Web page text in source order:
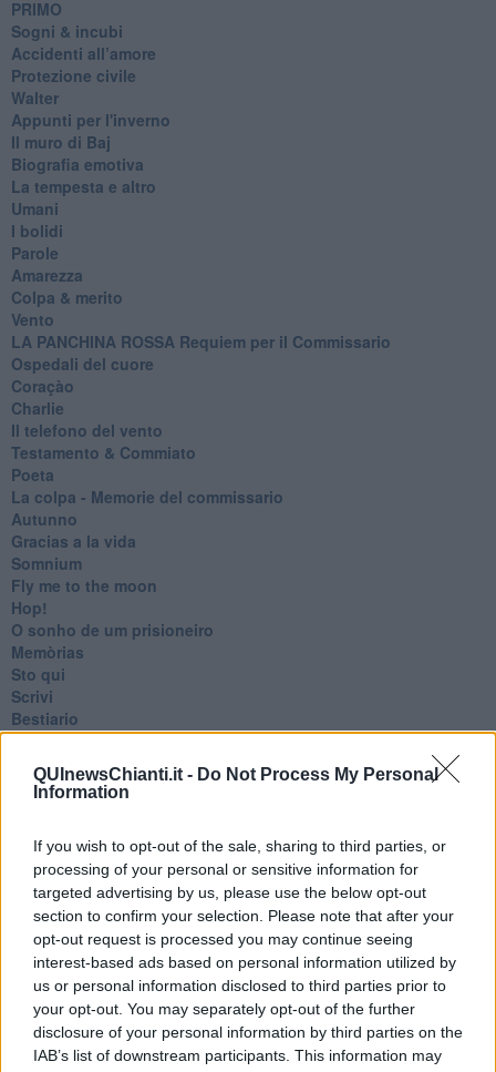
QUInewsChianti.it - Do Not Process My Personal
Information
If you wish to opt-out of the sale, sharing to third parties, or
processing of your personal or sensitive information for
targeted advertising by us, please use the below opt-out
section to confirm your selection. Please note that after your
opt-out request is processed you may continue seeing
interest-based ads based on personal information utilized by
us or personal information disclosed to third parties prior to
your opt-out. You may separately opt-out of the further
disclosure of your personal information by third parties on the
IAB’s list of downstream participants. This information may
PRIMO
Sogni & incubi
Accidenti all’amore
Protezione civile
Walter
Appunti per l'inverno
Il muro di Baj
Biografia emotiva
La tempesta e altro
Umani
I bolidi
Parole
Amarezza
Colpa & merito
Vento
​LA PANCHINA ROSSA Requiem per il Commissario
Ospedali del cuore
Coraçào
Charlie
Il telefono del vento
Testamento & Commiato
Poeta
​La colpa - Memorie del commissario
Autunno
Gracias a la vida
Somnium
Fly me to the moon
Hop!
O sonho de um prisioneiro
Memòrias
Sto qui
Scrivi
Bestiario
Pillole
Veglia
​“D” come delitto
25 Aprile
Todo el bien, todo el mal
Silenzio
Le parole
​L’Australiana
Le stelle del jazz
Vita & morte
Auguri
Moro
Passanti